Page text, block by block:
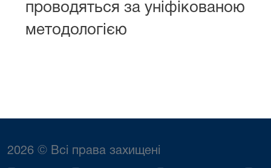
проводяться за уніфікованою
методологією
2026 © Всі права захищені